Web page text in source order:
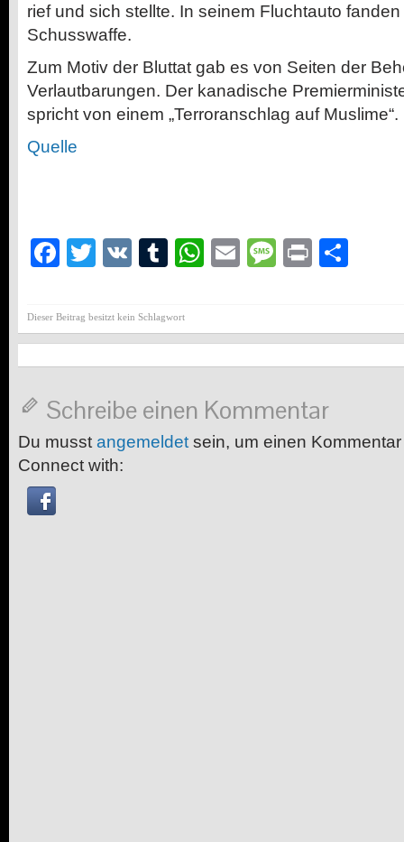
rief und sich stellte. In seinem Fluchtauto
Schusswaffe.
Zum Motiv der Bluttat gab es von Seiten der
Verlautbarungen. Der kanadische
spricht von einem „Terroranschlag auf Muslime“.
Quelle
Facebook
Twitter
VK Tumblr
WhatsApp
EmailMessage
Print
Dieser Beitrag besitzt kein Schlagwort
Schreibe einen Kommentar
Du musst angemeldet sein, um einen
Connect with: